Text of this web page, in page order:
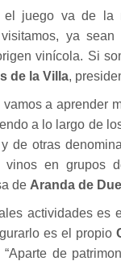
juego va de la
ya
vinícola. Si
de la Villa,
vamos a aprender
a lo largo de
y de otras
vinos en grupos
de Aranda de
actividades es
es el propio
“Aparte de